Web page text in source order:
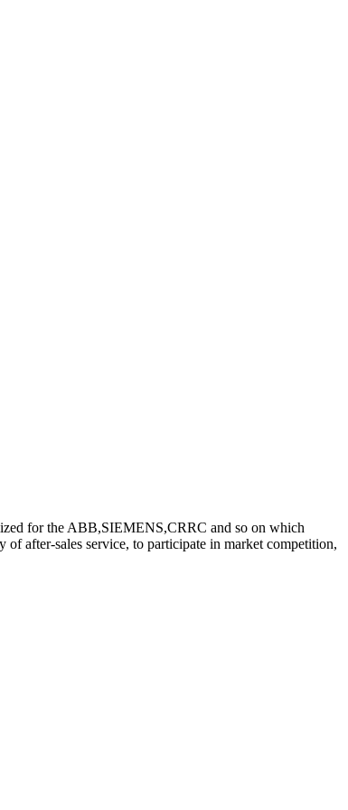
for the ABB,SIEMENS,CRRC and so on which
after-sales service, to participate in market competition,